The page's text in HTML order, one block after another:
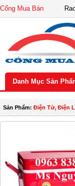
Cổng Mua Bán
Danh Mục Sản
Sản Phẩm:Điện Tử, Điện